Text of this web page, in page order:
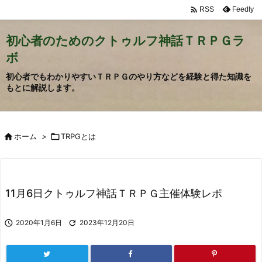
初心者のためのクトゥルフ神話ＴＲＰＧラ
ボ
初心者でもわかりやすいＴＲＰＧのやり方などを経験と得た知識を
もとに解説します。
 RSS Feedly
ホーム > TRPGとは
11月6日クトゥルフ神話ＴＲＰＧ主催体験レポ
 2020年1月6日  2023年12月20日